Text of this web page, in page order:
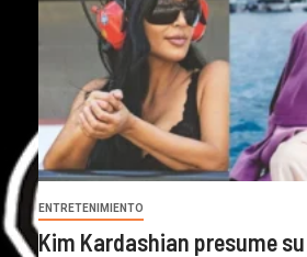
ENTRETENIMIENTO
Kim Kardashian presume